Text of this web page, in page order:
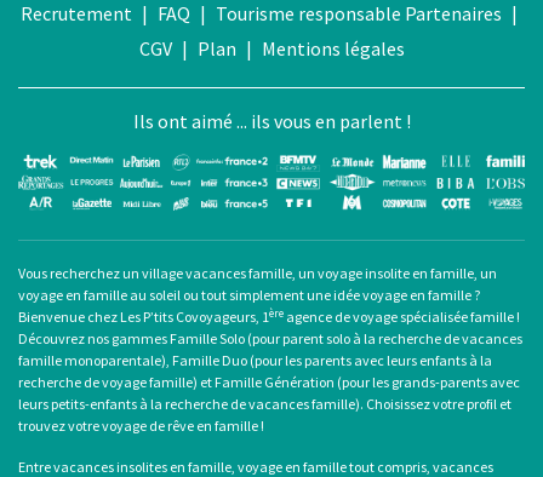
Recrutement | FAQ | Tourisme responsable Partenaires |
CGV | Plan | Mentions légales
Ils ont aimé ... ils vous en parlent !
Vous recherchez un village vacances famille, un voyage insolite en famille, un
voyage en famille au soleil ou tout simplement une idée voyage en famille ?
Bienvenue chez Les P’tits Covoyageurs, 1ère agence de voyage spécialisée famille !
Découvrez nos gammes Famille Solo (pour parent solo à la recherche devacances
famille monoparentale), Famille Duo (pour les parents avec leurs enfants à la
recherche de voyage famille) et Famille Génération (pour les grands-parents avec
leurs petits-enfants à la recherche de vacances famille). Choisissez votre profil et
trouvez votre voyage de rêve en famille !
Entrevacances insolites en famille, voyage en famille tout compris, vacances